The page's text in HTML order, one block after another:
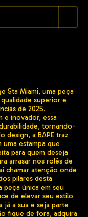
Sta Miami, uma peça
superior e
de 2025.
e inovador, essa
tornando-
design, a BAPE traz
estampa que
para quem deseja
arrasar nos rolês de
chamar atenção onde
pilares desta
peça única em seu
de elevar seu estilo
já a sua e seja parte
fique de fora, adquira